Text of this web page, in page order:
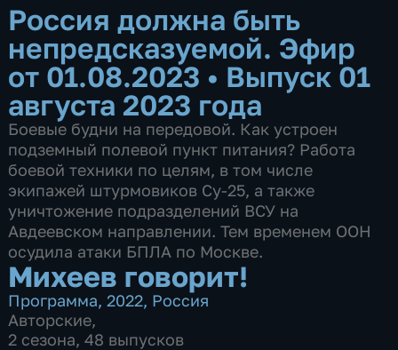
Россия должна быть
непредсказуемой. Эфир
от 01.08.2023 • Выпуск 01
августа 2023 года
Боевые будни на передовой. Как устроен
подземный полевой пункт питания? Работа
боевой техники по целям, в том числе
экипажей штурмовиков Су-25, а также
уничтожение подразделений ВСУ на
Авдеевском направлении. Тем временем ООН
осудила атаки БПЛА по Москве.
Михеев говорит!
Программа,2022, Россия
Авторские,
2 сезона, 48 выпусков